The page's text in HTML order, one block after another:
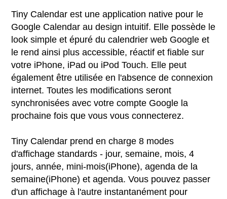
Tiny Calendar est une application native pour le
Google Calendar au design intuitif. Elle possède le
look simple et épuré du calendrier web Google et
le rend ainsi plus accessible, réactif et fiable sur
votre iPhone, iPad ou iPod Touch. Elle peut
également être utilisée en l'absence de connexion
internet. Toutes les modifications seront
synchronisées avec votre compte Google la
prochaine fois que vous vous connecterez.
Tiny Calendar prend en charge 8 modes
d'affichage standards - jour, semaine, mois, 4
jours, année, mini-mois(iPhone), agenda de la
semaine(iPhone) et agenda. Vous pouvez passer
d'un affichage à l'autre instantanément pour